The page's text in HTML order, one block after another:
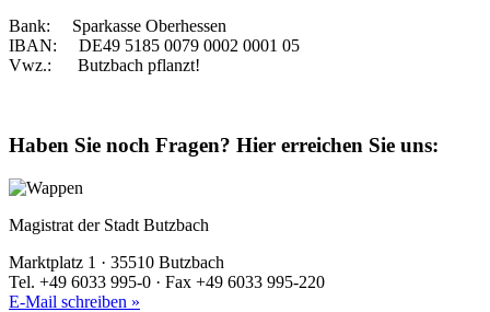
Bank: Sparkasse Oberhessen
IBAN: DE49 5185 0079 0002 0001 05
Vwz.: Butzbach pflanzt!
Haben Sie noch Fragen? Hier erreichen Sie uns:
Magistrat der Stadt Butzbach
Marktplatz 1 · 35510 Butzbach
Tel. +49 6033 995-0 · Fax +49 6033 995-220
E-Mail schreiben »